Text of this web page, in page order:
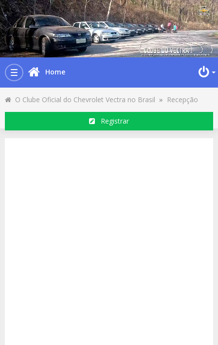
Toggle
navigation
Home
O Clube Oficial do Chevrolet Vectra no Brasil » Recepção
Registrar